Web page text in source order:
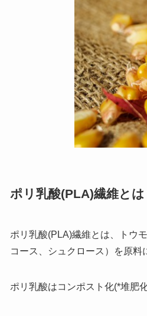
ポリ乳酸(PLA)繊維とは
ポリ乳酸(PLA)繊維とは、トウ
コース、シュクロース）を原料
ポリ乳酸はコンポスト化(*堆肥